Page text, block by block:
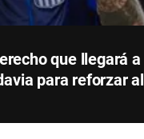
que llegará a
para reforzar al